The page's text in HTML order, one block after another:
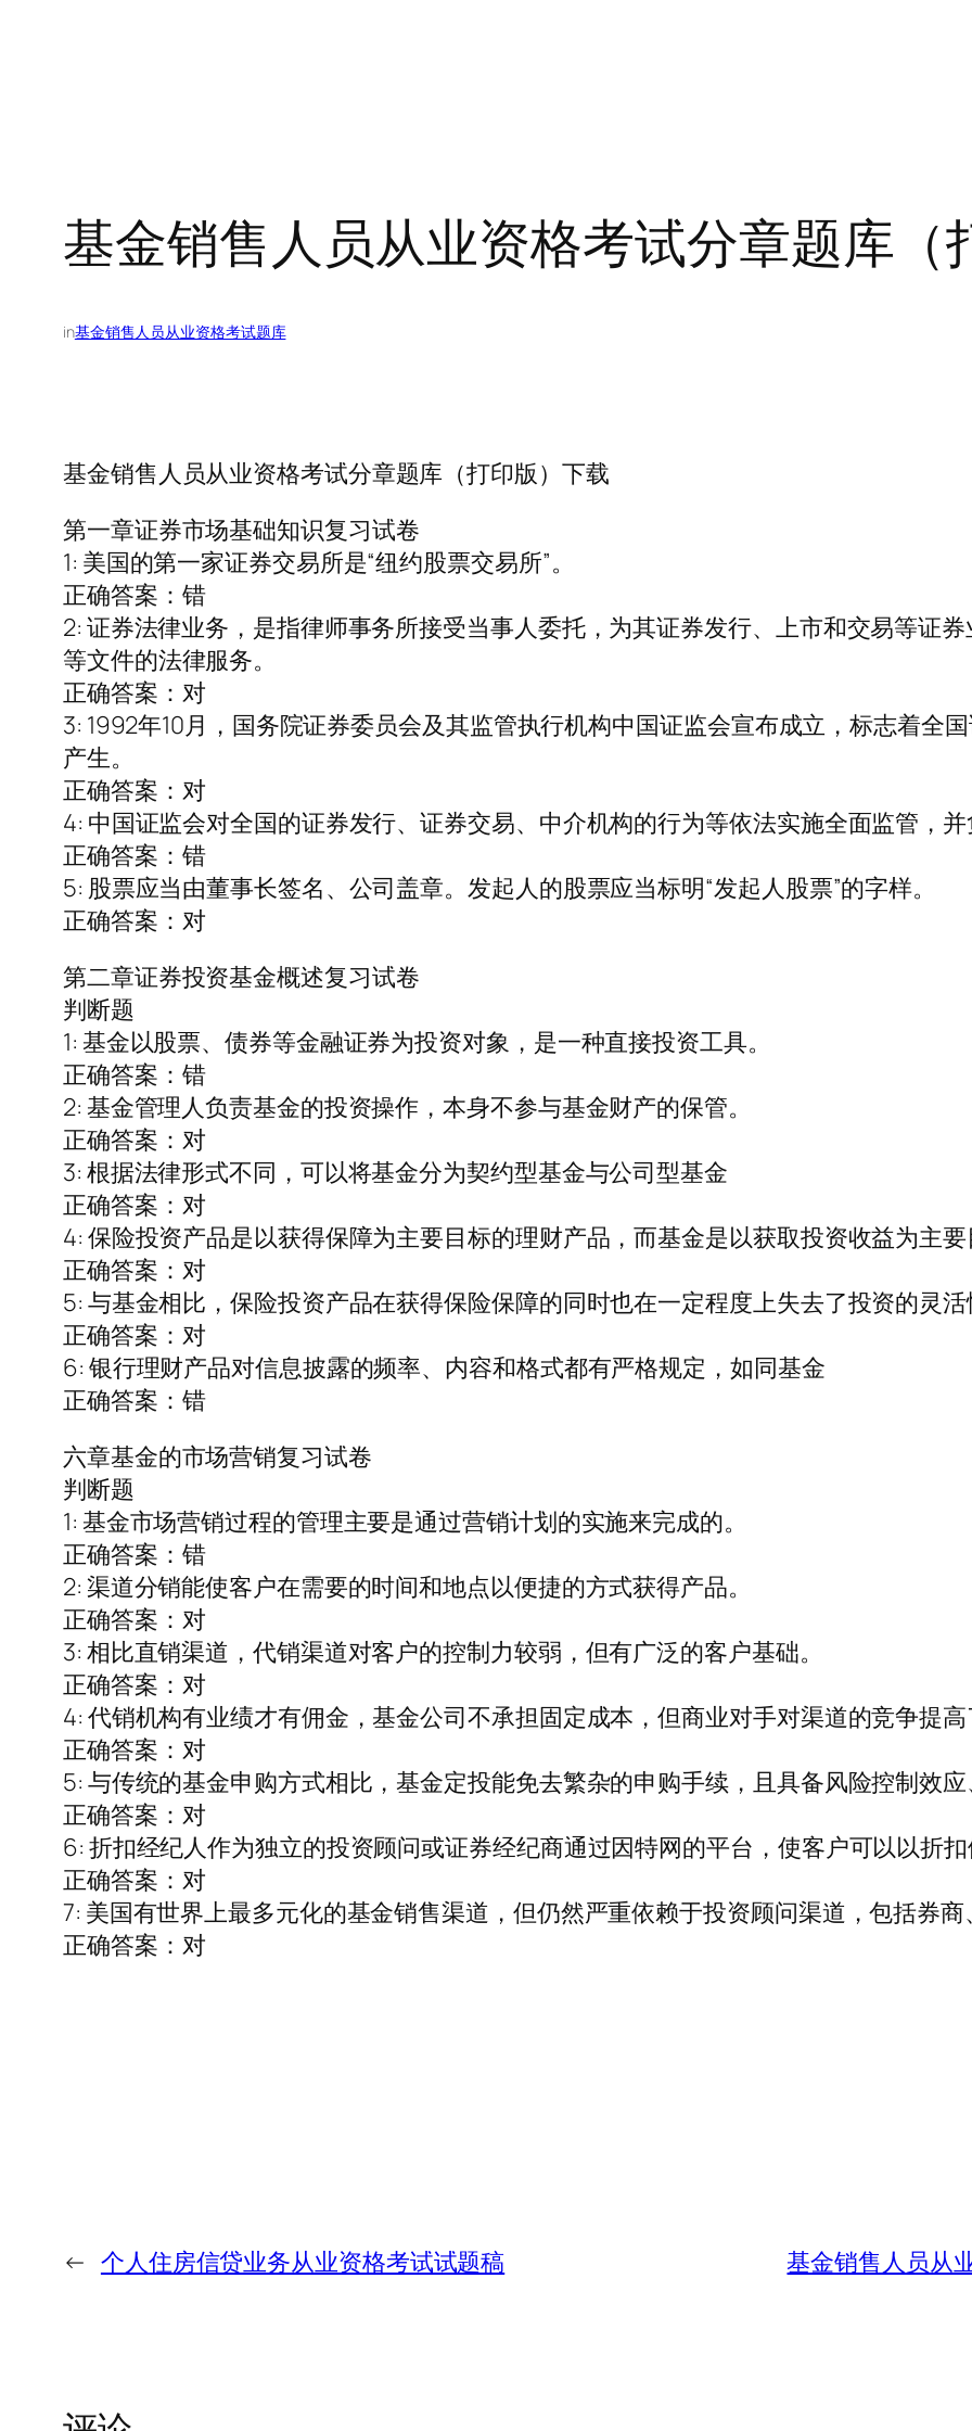
基金销售人员从业资格考试分章题库（
in基金销售人员从业资格考试题库
基金销售人员从业资格考试分章题库（打印版）下载
第一章证券市场基础知识复习试卷
1: 美国的第一家证券交易所是“纽约股票交易所”。
正确答案：错
2: 证券法律业务，是指律师事务所接受当事人委托，为其证券发行、上市和交易等证
等文件的法律服务。
正确答案：对
3: 1992年10月，国务院证券委员会及其监管执行机构中国证监会宣布成立，标志着全
产生。
正确答案：对
4: 中国证监会对全国的证券发行、证券交易、中介机构的行为等依法实施全面监管，并
正确答案：错
5: 股票应当由董事长签名、公司盖章。发起人的股票应当标明“发起人股票”的字样。
正确答案：对
第二章证券投资基金概述复习试卷
判断题
1: 基金以股票、债券等金融证券为投资对象，是一种直接投资工具。
正确答案：错
2: 基金管理人负责基金的投资操作，本身不参与基金财产的保管。
正确答案：对
3: 根据法律形式不同，可以将基金分为契约型基金与公司型基金
正确答案：对
4: 保险投资产品是以获得保障为主要目标的理财产品，而基金是以获取投资收益为主
正确答案：对
5: 与基金相比，保险投资产品在获得保险保障的同时也在一定程度上失去了投资的灵
正确答案：对
6: 银行理财产品对信息披露的频率、内容和格式都有严格规定，如同基金
正确答案：错
六章基金的市场营销复习试卷
判断题
1: 基金市场营销过程的管理主要是通过营销计划的实施来完成的。
正确答案：错
2: 渠道分销能使客户在需要的时间和地点以便捷的方式获得产品。
正确答案：对
3: 相比直销渠道，代销渠道对客户的控制力较弱，但有广泛的客户基础。
正确答案：对
4: 代销机构有业绩才有佣金，基金公司不承担固定成本，但商业对手对渠道的竞争提高
正确答案：对
5: 与传统的基金申购方式相比，基金定投能免去繁杂的申购手续，且具备风险控制效应
正确答案：对
6: 折扣经纪人作为独立的投资顾问或证券经纪商通过因特网的平台，使客户可以以折扣
正确答案：对
7: 美国有世界上最多元化的基金销售渠道，但仍然严重依赖于投资顾问渠道，包括券商
正确答案：对
← 个人住房信贷业务从业资格考试试题稿 基金销售人员从